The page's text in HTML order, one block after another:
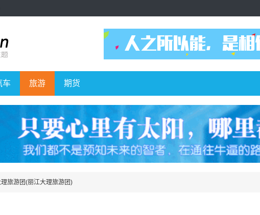
车 旅游 期货
旅游团(丽江大理旅游团)